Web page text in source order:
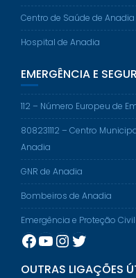
Centro de Saúde de Anadia
Hospital de Anadia
EMERGÊNCIA E
112 – Número Europeu de
808231112 – Centro
Anadia
GNR de Anadia
Bombeiros de Anadia
Emergência e Proteção Civil
Facebook
YouTube
Instagram
Twitter
OUTRAS LIGAÇÕES